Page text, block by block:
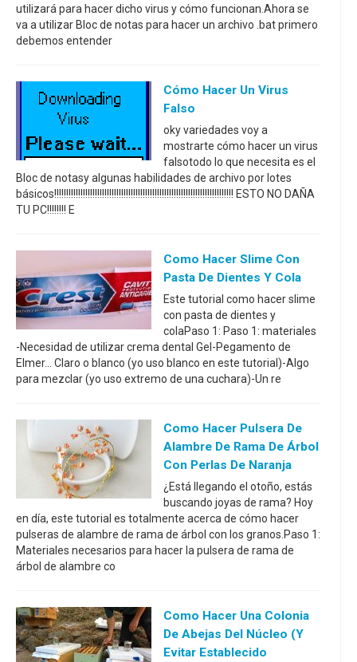
utilizará para hacer dicho virus y cómo funcionan.Ahora se
va a utilizar Bloc de notas para hacer un archivo .bat primero
debemos entender
Cómo Hacer Un Virus
Falso
oky variedades voy a
mostrarte cómo hacer un virus
falsotodo lo que necesita es el
Bloc de notasy algunas habilidades de archivo por lotes
básicos!!!!!!!!!!!!!!!!!!!!!!!!!!!!!!!!!!!!!!!!!!!!!!!!!!!!!!!!!!!!!!!!!!!!!!!!!!! ESTO NO DAÑA
TU PC!!!!!!!! E
Como Hacer Slime Con
Pasta De Dientes Y Cola
Este tutorial como hacer slime
con pasta de dientes y
colaPaso 1: Paso 1: materiales
-Necesidad de utilizar crema dental Gel-Pegamento de
Elmer... Claro o blanco (yo uso blanco en este tutorial)-Algo
para mezclar (yo uso extremo de una cuchara)-Un re
Como Hacer Pulsera De
Alambre De Rama De Árbol
Con Perlas De Naranja
¿Está llegando el otoño, estás
buscando joyas de rama? Hoy
en día, este tutorial es totalmente acerca de cómo hacer
pulseras de alambre de rama de árbol con los granos.Paso 1:
Materiales necesarios para hacer la pulsera de rama de
árbol de alambre co
Como Hacer Una Colonia
De Abejas Del Núcleo (y
Evitar Establecido